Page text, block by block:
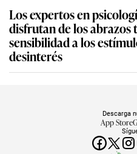
Los expertos en
disfrutan de los abrazos
sensibilidad a los
desinterés
Descarga
App Store